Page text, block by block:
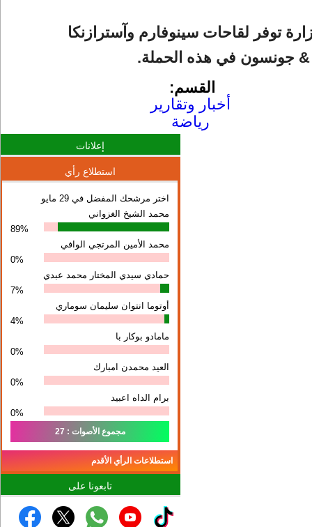
توفر لقاحات سينوفارم وآسترازنكا
جونسون في هذه الحملة.
القسم:
أخبار وتقارير
رياضة
إعلانات
استطلاع رأي
اختر مرشحك المفضل في 29 مايو
محمد الشيخ الغزواني
89%
محمد الأمين المرتجي الوافي
0%
حمادي سيدي المختار محمد عبدي
7%
أوتوما انتوان سلیمان سوماري
4%
مامادو بوكار با
0%
العيد محمدن امبارك
0%
برام الداه اعبيد
0%
مجموع الأصوات : 27
استطلاعات الرأي الأقدم
تابعونا على